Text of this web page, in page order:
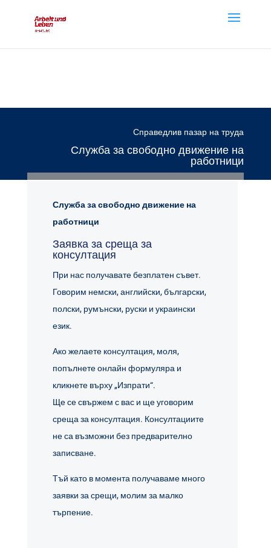
Справедлив пазар на труда
Служба за свободно движение на
работници
Служба за свободно движение на
работници
Заявка за среща за
консултация
При нас получавате безплатен съвет.
Говорим немски, английски, български,
полски, румънски, руски и украински
език.
Ако желаете консултация, моля,
попълнете онлайн формуляра и
кликнете върху „Изпрати“.
Ще се свържем с вас и ще уговорим
среща за консултация. Консултациите
не са възможни без предварително
записване.
Тъй като в момента получаваме много
заявки за срещи, молим за малко
търпение.